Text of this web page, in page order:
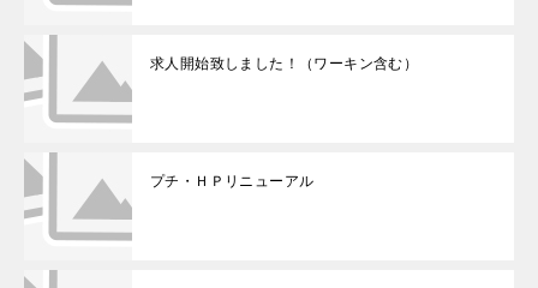
求人開始致しました！（ワーキン含む）
プチ・ＨＰリニューアル